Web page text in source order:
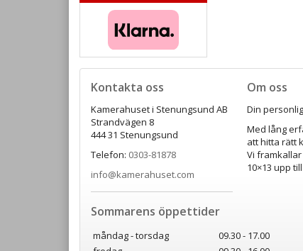
Kontakta oss
Kamerahuset i Stenungsund AB
Strandvägen 8
444 31 Stenungsund
Telefon: 0303-81878
info@kamerahuset.com
Sommarens öppettider
måndag - torsdag
09.30 - 17.00
Om oss
Din
Med lång
att hitta rätt
Vi
10×13 upp